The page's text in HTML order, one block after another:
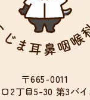
〒665-0011
2丁目5-30第3バ